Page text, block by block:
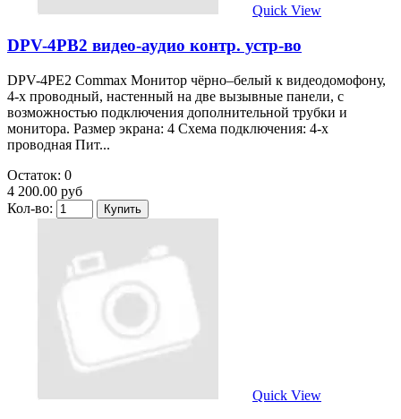
Quick View
DPV-4PB2 видео-аудио контр. устр-во
DPV-4PE2 Commax Монитор чёрно–белый к видеодомофону,
4-х проводный, настенный на две вызывные панели, с
возможностью подключения дополнительной трубки и
монитора. Размер экрана: 4 Схема подключения: 4-х
проводная Пит...
Остаток: 0
4 200.00 руб
Кол-во:
Quick View